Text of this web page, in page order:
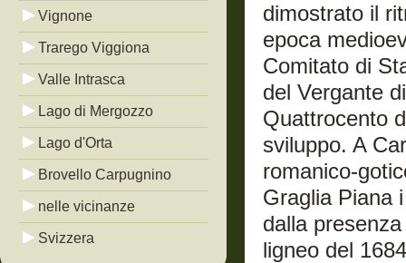
Vignone
Trarego Viggiona
Valle Intrasca
Lago di Mergozzo
Lago d'Orta
Brovello Carpugnino
nelle vicinanze
Svizzera
dimostrato il
epoca
Comitato di
del Vergante
Quattrocento
sviluppo. A
romanico-
Graglia Piana
dalla
ligneo del